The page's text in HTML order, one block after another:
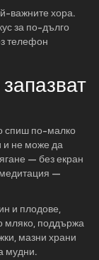
важните хора.
за по-дълго
телефон
спиш по-малко
и не може да
— без екран
—
и плодове,
мляко, поддържа
мазни храни
мудни.